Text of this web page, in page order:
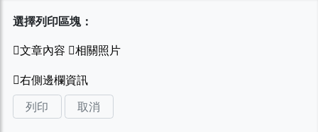
選擇列印區塊：
列印 取消